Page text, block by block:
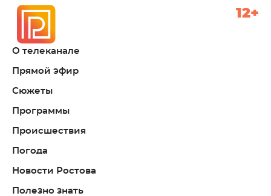
О телеканале
Прямой эфир
Сюжеты
Программы
Происшествия
Погода
Новости Ростова
Полезно знать
12+